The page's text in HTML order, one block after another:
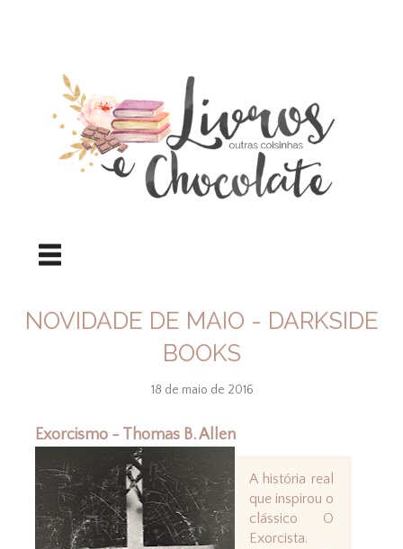
NOVIDADE DE MAIO - DARKSIDE
BOOKS
18 de maio de 2016
Exorcismo - Thomas B. Allen
A história real
que inspirou o
clássico O
Exorcista.